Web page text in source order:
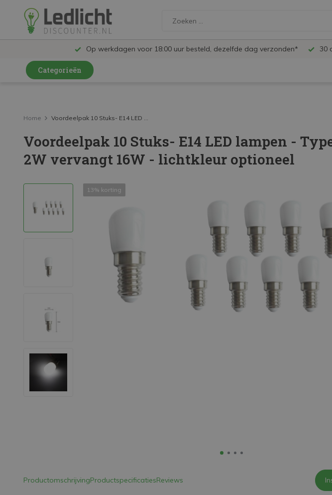
Op werkdagen voor 18:00 uur besteld, dezelfde dag verzonden* 30
Categorieën
LED Railspots
LED Panelen
LED Schijnwerpers
LED High Bay lampen
Decoratieve verlichting
LED Buitenverlichting
LED TL verlichting
Home Voordeelpak 10 Stuks- E14 LED ...
Voordeelpak 10 Stuks- E14 LED lampen -
2W vervangt 16W - lichtkleur optioneel
13% korting
ProductomschrijvingProductspecificatiesReviews